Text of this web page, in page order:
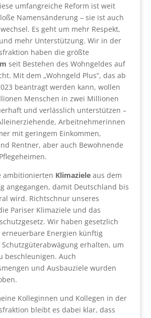
umfangreiche Reform ist weit
Namensänderung – sie ist auch
Es geht um mehr Respekt,
mehr Unterstützung. Wir in der
haben die größte
seit Bestehen des Wohngeldes auf
Mit dem „Wohngeld Plus“, das ab
beantragt werden kann, wollen
Menschen in zwei Millionen
und verlässlich unterstützen –
Arbeitnehmerinnen
mit geringem Einkommen,
Rentner, aber auch Bewohnende
ambitionierten Klimazieleaus dem
angegangen, damit Deutschland bis
wird. Richtschnur unseres
Pariser Klimaziele und das
Wir haben gesetzlich
erneuerbare Energien künftig
erhalten, um
beschleunigen. Auch
und Ausbauziele wurden
Kolleginnen und Kollegen in der
bleibt es dabei klar, dass